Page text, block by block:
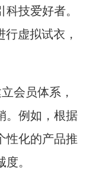
技爱好者。
虚拟试衣，
会员体系，
。例如，根据
性化的产品推
。